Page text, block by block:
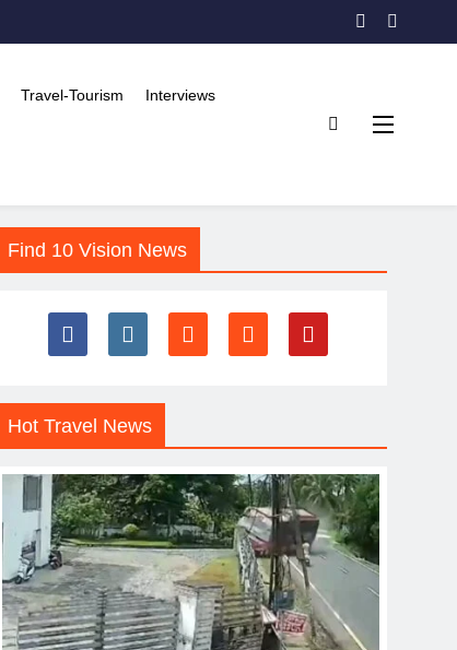
Travel-Tourism Interviews
Find 10 Vision News
Hot Travel News